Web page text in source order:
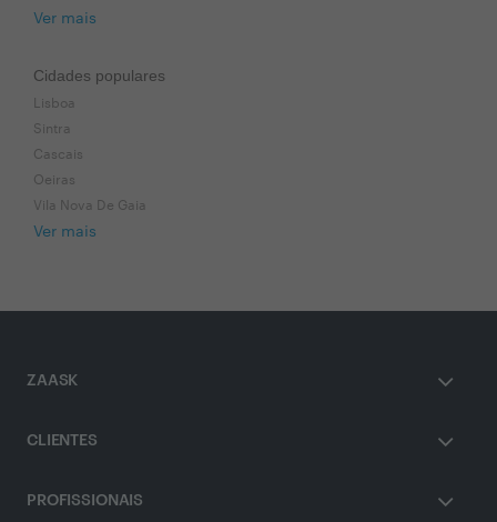
Ver mais
Cidades populares
Lisboa
Sintra
Cascais
Oeiras
Vila Nova De Gaia
Ver mais
ZAASK
CLIENTES
PROFISSIONAIS